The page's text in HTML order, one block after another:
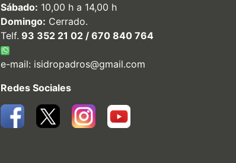
Sábado: 10,00 h a 14,00 h
Domingo: Cerrado.
Telf. 93 352 21 02 / 670 840 764
e-mail: isidropadros@gmail.com
Redes Sociales